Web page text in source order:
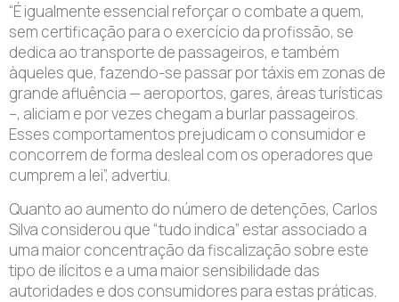
“É igualmente essencial reforçar o combate a quem,
sem certificação para o exercício da profissão, se
dedica ao transporte de passageiros, e também
àqueles que, fazendo-se passar por táxis em zonas de
grande afluência — aeroportos, gares, áreas turísticas
–, aliciam e por vezes chegam a burlar passageiros.
Esses comportamentos prejudicam o consumidor e
concorrem de forma desleal com os operadores que
cumprem a lei”, advertiu.
Quanto ao aumento do número de detenções, Carlos
Silva considerou que “tudo indica” estar associado a
uma maior concentração da fiscalização sobre este
tipo de ilícitos e a uma maior sensibilidade das
autoridades e dos consumidores para estas práticas.